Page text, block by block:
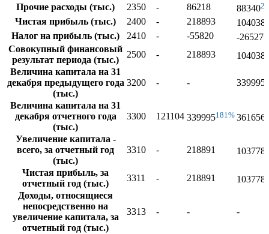
Прочие расходы (тыс.) 2350 - 86218 88340
Чистая прибыль (тыс.) 2400 - 218893 104038
Налог на прибыль (тыс.) 2410 - -55820 -26527
Совокупный финансовый
результат периода (тыс.)
2500 - 218893 104038
Величина капитала на 31
декабря предыдущего года
(тыс.)
3200 - - 339995
Величина капитала на 31
декабря отчетного года
(тыс.)
3300 121104 339995181% 361656
Увеличение капитала -
всего, за отчетный год
(тыс.)
3310 - 218891 103778
Чистая прибыль, за
отчетный год (тыс.)
3311 - 218891 103778
Доходы, относящиеся
непосредственно на
увеличение капитала, за
отчетный год (тыс.)
3313 - - -